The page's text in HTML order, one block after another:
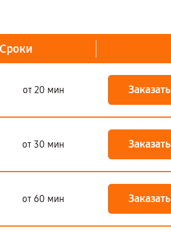
Сроки
от 20 мин Заказать
от 30 мин Заказать
от 60 мин Заказать